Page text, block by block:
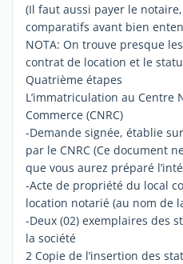
(Il faut aussi payer le
comparatifs avant bien
NOTA: On trouve presque
contrat de location et le
Quatrième étapes
L’immatriculation au Centre
Commerce (CNRC)
-Demande signée, établie
par le CNRC (Ce document
que vous aurez préparé
-Acte de propriété du local
location notarié (au nom de
-Deux (02) exemplaires des
la société
2 Copie de l’insertion des